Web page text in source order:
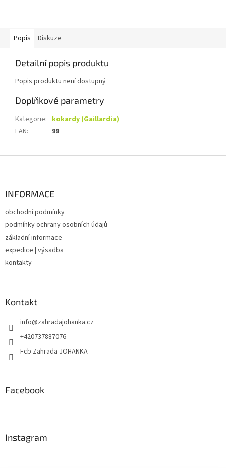
Popis Diskuze
Detailní popis produktu
Popis produktu není dostupný
Doplňkové parametry
Kategorie: kokardy (Gaillardia)
EAN: 99
INFORMACE
obchodní podmínky
podmínky ochrany osobních údajů
základní informace
expedice | výsadba
kontakty
Kontakt
info@zahradajohanka.cz
+420737887076
Fcb Zahrada JOHANKA
Facebook
Instagram